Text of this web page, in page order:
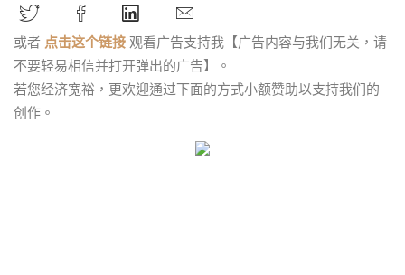
或者 点击这个链接 观看广告支持我【广告内容与我们无关，请
不要轻易相信并打开弹出的广告】。
若您经济宽裕，更欢迎通过下面的方式小额赞助以支持我们的
创作。